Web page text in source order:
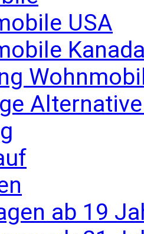
USA
ab 19